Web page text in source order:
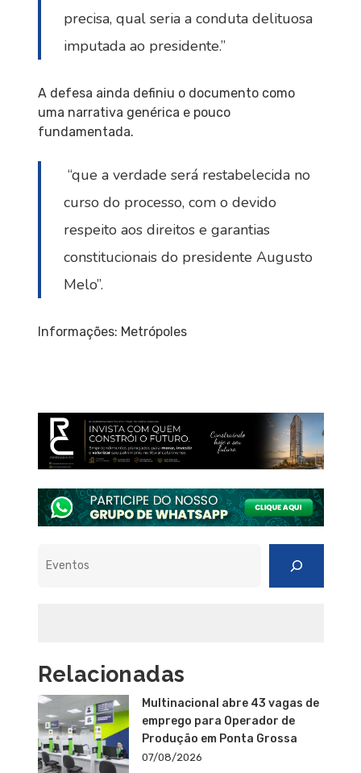
precisa, qual seria a conduta delituosa
imputada ao presidente.”
A defesa ainda definiu o documento como
uma narrativa genérica e pouco
fundamentada.
“que a verdade será restabelecida no
curso do processo, com o devido
respeito aos direitos e garantias
constitucionais do presidente Augusto
Melo”.
Informações: Metrópoles
Relacionadas
Multinacional abre 43 vagas de
emprego para Operador de
Produção em Ponta Grossa
07/08/2026